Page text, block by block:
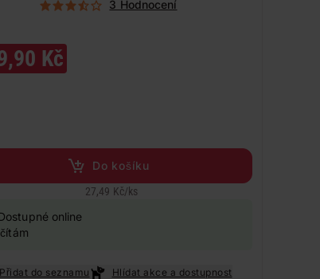
3 Hodnocení
Kč
Do košíku
27,49 Kč/ks
online
Přidat do seznamu Hlídat akce a dostupnost